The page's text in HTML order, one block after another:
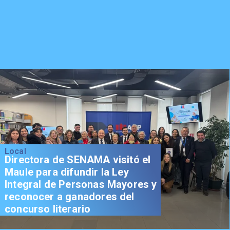
Local
Directora de SENAMA visitó el
Maule para difundir la Ley
Integral de Personas Mayores y
reconocer a ganadores del
concurso literario